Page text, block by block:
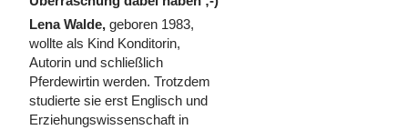
Lena Walde, geboren 1983,
wollte als Kind Konditorin,
Autorin und schließlich
Pferdewirtin werden. Trotzdem
studierte sie erst Englisch und
Erziehungswissenschaft in